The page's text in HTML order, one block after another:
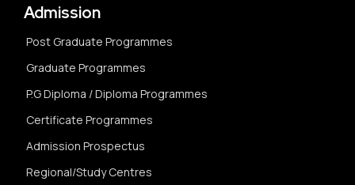
Admission
Post Graduate Programmes
Graduate Programmes
P.G Diploma / Diploma Programmes
Certificate Programmes
Admission Prospectus
Regional/Study Centres